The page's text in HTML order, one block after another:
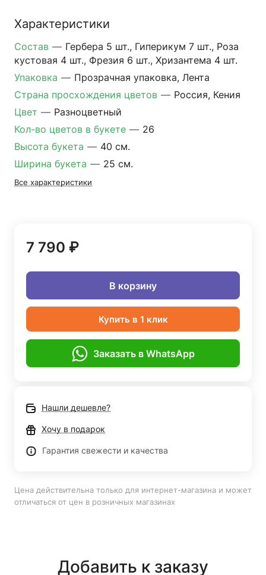
Характеристики
Состав — Гербера 5 шт., Гиперикум 7 шт., Роза
кустовая 4 шт., Фрезия 6 шт., Хризантема 4 шт.
Упаковка — Прозрачная упаковка, Лента
Страна просхождения цветов — Россия, Кения
Цвет — Разноцветный
Кол-во цветов в букете — 26
Высота букета — 40 см.
Ширина букета — 25 см.
Все характеристики
7 790 ₽
В корзину
Купить в 1 клик
Заказать в WhatsApp
Нашли дешевле?
Хочу в подарок
Гарантия свежести и качества
Цена действительна только для интернет-магазина и может
отличаться от цен в розничных магазинах
Добавить к заказу